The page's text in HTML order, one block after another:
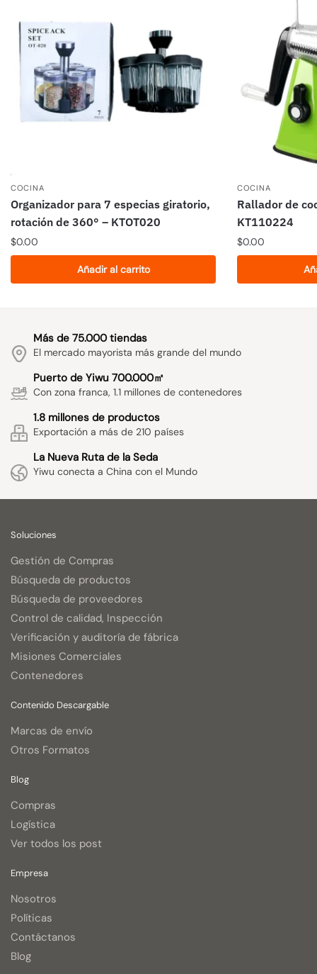
COCINA
Organizador para 7 especias giratorio,
rotación de 360° – KTOT020
$0.00
Añadir al carrito
COCINA
Rallador de
KT110224
$0.00
Más de 75.000 tiendas
El mercado mayorista más grande del mundo
Puerto de Yiwu 700.000㎡
Con zona franca, 1.1 millones de contenedores
1.8 millones de productos
Exportación a más de 210 países
La Nueva Ruta de la Seda
Yiwu conecta a China con el Mundo
Soluciones
Gestión de Compras
Búsqueda de productos
Búsqueda de proveedores
Control de calidad, Inspección
Verificación y auditoría de fábrica
Misiones Comerciales
Contenedores
Contenido Descargable
Marcas de envío
Otros Formatos
Blog
Compras
Logística
Ver todos los post
Empresa
Nosotros
Políticas
Contáctanos
Blog